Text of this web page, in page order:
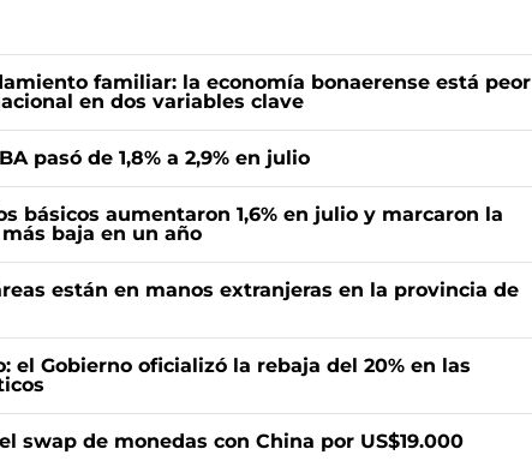
familiar: la economía bonaerense está peor
en dos variables clave
pasó de 1,8% a 2,9% en julio
básicos aumentaron 1,6% en julio y marcaron la
baja en un año
están en manos extranjeras en la provincia de
el Gobierno oficializó la rebaja del 20% en las
swap de monedas con China por US$19.000